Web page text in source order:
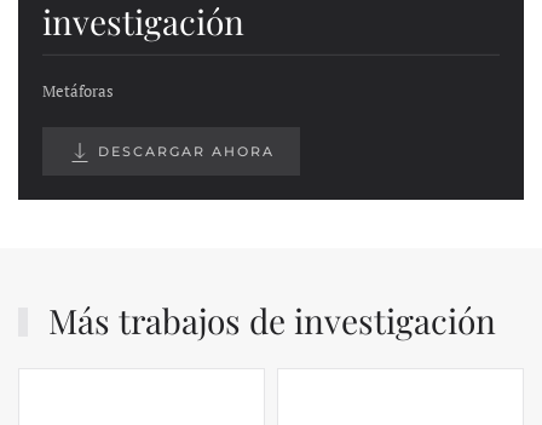
investigación
Metáforas
DESCARGAR AHORA
Más trabajos de investigación